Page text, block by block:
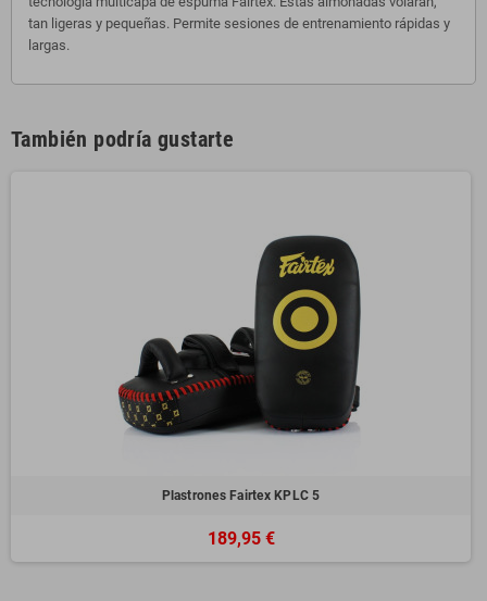
tan ligeras y pequeñas. Permite sesiones de entrenamiento rápidas y
largas.
También podría gustarte
Plastrones Fairtex KPLC 5
189,95 €